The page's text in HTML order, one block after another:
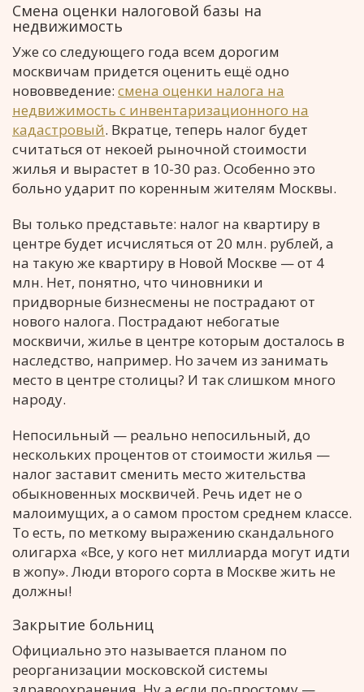
Смена оценки налоговой базы на
недвижимость
Уже со следующего года всем дорогим
москвичам придется оценить ещё одно
нововведение: смена оценки налога на
недвижимость с инвентаризационного на
кадастровый. Вкратце, теперь налог будет
считаться от некоей рыночной стоимости
жилья и вырастет в 10-30 раз. Особенно это
больно ударит по коренным жителям Москвы.
Вы только представьте: налог на квартиру в
центре будет исчисляться от 20 млн. рублей, а
на такую же квартиру в Новой Москве — от 4
млн. Нет, понятно, что чиновники и
придворные бизнесмены не пострадают от
нового налога. Пострадают небогатые
москвичи, жилье в центре которым досталось в
наследство, например. Но зачем из занимать
место в центре столицы? И так слишком много
народу.
Непосильный — реально непосильный, до
нескольких процентов от стоимости жилья —
налог заставит сменить место жительства
обыкновенных москвичей. Речь идет не о
малоимущих, а о самом простом среднем классе.
То есть, по меткому выражению скандального
олигарха «Все, у кого нет миллиарда могут идти
в жопу». Люди второго сорта в Москве жить не
должны!
Закрытие больниц
Официально это называется планом по
реорганизации московской системы